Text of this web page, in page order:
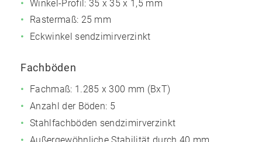
Winkel-Profil: 35 x 35 x 1,5 mm
Rastermaß: 25 mm
Eckwinkel sendzimirverzinkt
Fachböden
Fachmaß: 1.285 x 300 mm (BxT)
Anzahl der Böden: 5
Stahlfachböden sendzimirverzinkt
Außergewöhnliche Stabilität durch 40 mm